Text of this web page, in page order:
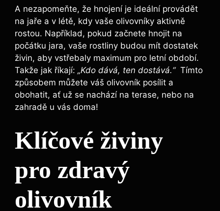
A nezapomeňte,‌ že hnojení je ideální provádět
na jaře‍ a v létě, kdy vaše olivovníky aktivně
rostou. Například, pokud začnete hnojit na
‍počátku jara, vaše ‌rostliny budou ‌mít dostatek
živin, aby vstřebaly maximum pro letní období. ​
Takže jak říkají: „Kdo dává, ten dostává.“⁢ Tímto
způsobem‍ můžete váš olivovník posílit a
obohatit, ať už se nachází na terase, nebo na ​
zahradě‍ u ⁣vás doma!
Klíčové ⁢živiny
pro zdravý
olivovník